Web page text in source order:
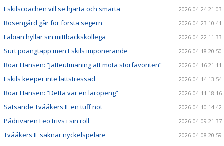
Eskilscoachen vill se hjärta och smärta 2026-04-24 21:03
Rosengård går för första segern 2026-04-23 10:41
Fabian hyllar sin mittbackskollega 2026-04-22 11:33
Surt poängtapp men Eskils imponerande 2026-04-18 20:50
Roar Hansen: ”Jätteutmaning att möta storfavoriten” 2026-04-16 21:11
Eskils keeper inte lättstressad 2026-04-14 13:54
Roar Hansen: ”Detta var en läropeng” 2026-04-11 18:16
Satsande Tvååkers IF en tuff nöt 2026-04-10 14:42
Pådrivaren Leo trivs i sin roll 2026-04-09 21:37
Tvååkers IF saknar nyckelspelare 2026-04-08 20:59